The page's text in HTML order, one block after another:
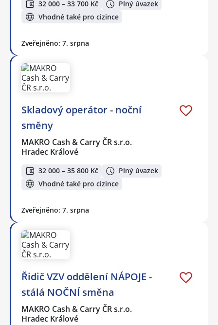
32 000 – 33 700 Kč
Plný úvazek
Vhodné také pro cizince
Zveřejněno: 7. srpna
Skladový operátor - noční
směny
MAKRO Cash & Carry ČR s.r.o.
Hradec Králové
32 000 – 35 800 Kč
Plný úvazek
Vhodné také pro cizince
Zveřejněno: 7. srpna
Řidič VZV oddělení NÁPOJE -
stálá NOČNÍ směna
MAKRO Cash & Carry ČR s.r.o.
Hradec Králové